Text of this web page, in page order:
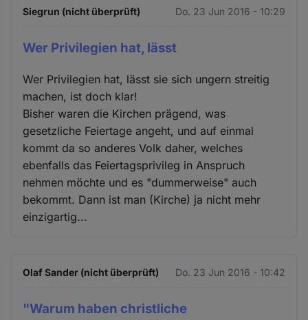
Siegrun (nicht überprüft) Do. 23 Jun 2016 - 10:29
Wer Privilegien hat, lässt
Wer Privilegien hat, lässt sie sich ungern streitig
machen, ist doch klar!
Bisher waren die Kirchen prägend, was
gesetzliche Feiertage angeht, und auf einmal
kommt da so anderes Volk daher, welches
ebenfalls das Feiertagsprivileg in Anspruch
nehmen möchte und es "dummerweise" auch
bekommt. Dann ist man (Kirche) ja nicht mehr
einzigartig...
Olaf Sander (nicht überprüft) Do. 23 Jun 2016 - 10:42
"Warum haben christliche